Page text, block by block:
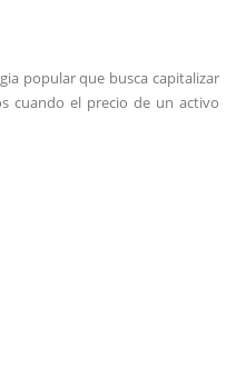
popular que busca capitalizar
cuando el precio de un activo